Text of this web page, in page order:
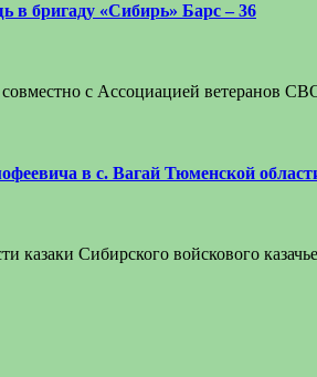
в бригаду «Сибирь» Барс – 36
совместно с Ассоциацией
в с. Вагай Тюменской
казаки Сибирского войскового